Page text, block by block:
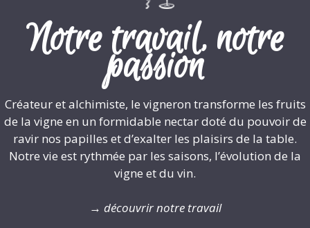
Notre travail, notre
passion
Créateur et alchimiste, le vigneron transforme les fruits
de la vigne en un formidable nectar doté du pouvoir de
ravir nos papilles et d’exalter les plaisirs de la table.
Notre vie est rythmée par les saisons, l’évolution de la
vigne et du vin.
→ découvrir notre travail